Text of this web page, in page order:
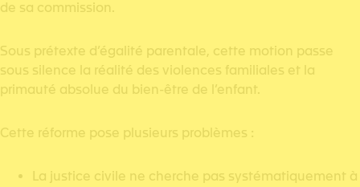
de sa commission.
Sous prétexte d’égalité parentale, cette motion passe
sous silence la réalité des violences familiales et la
primauté absolue du bien-être de l’enfant.
Cette réforme pose plusieurs problèmes :
La justice civile ne cherche pas systématiquement à